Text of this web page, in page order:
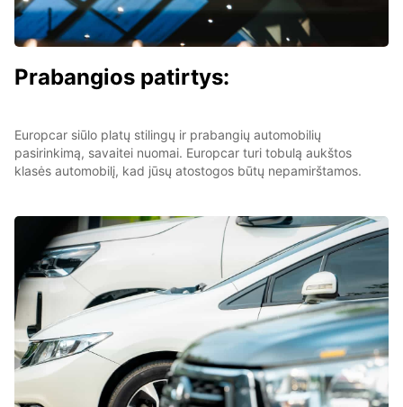
Prabangios patirtys:
Europcar siūlo platų stilingų ir prabangių automobilių
pasirinkimą, savaitei nuomai. Europcar turi tobulą aukštos
klasės automobilį, kad jūsų atostogos būtų nepamirštamos.